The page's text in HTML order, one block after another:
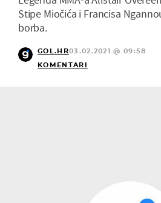
Stipe Miočića i Francisa
borba.
GOL.HR03.02.2021 @ 09:58
KOMENTARI